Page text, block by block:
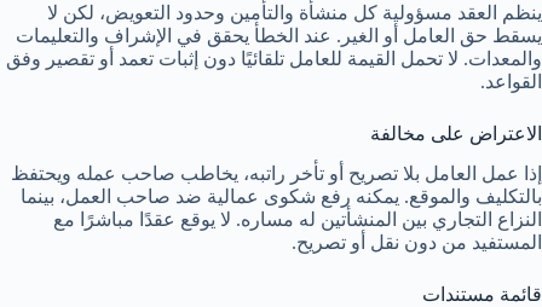
ينظم العقد مسؤولية كل منشأة والتأمين وحدود التعويض، لكن لا
يسقط حق العامل أو الغير. عند الخطأ يحقق في الإشراف والتعليمات
والمعدات. لا تحمل القيمة للعامل تلقائيًا دون إثبات تعمد أو تقصير وفق
القواعد.
الاعتراض على مخالفة
إذا عمل العامل بلا تصريح أو تأخر راتبه، يخاطب صاحب عمله ويحتفظ
بالتكليف والموقع. يمكنه رفع شكوى عمالية ضد صاحب العمل، بينما
النزاع التجاري بين المنشأتين له مساره. لا يوقع عقدًا مباشرًا مع
المستفيد من دون نقل أو تصريح.
قائمة مستندات